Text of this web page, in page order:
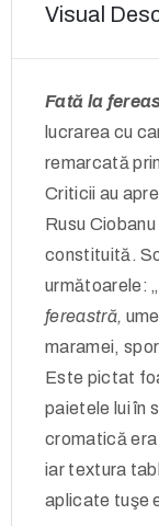
Visual
Fată la
lucrarea cu
remarcată
Criticii au
Rusu
constituită.
următoarele:
fereastră,
maramei,
Este pictat
paietele lui în
cromatică era
iar textura
aplicate tuşe